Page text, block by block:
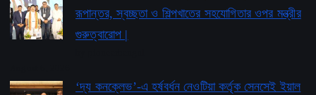
রূপান্তর, স্বচ্ছতা ও শিল্পখাতের সহযোগিতার ওপর মন্ত্রীর
গুরুত্বারোপ |
‘দ্য কনক্লেভ’-এ হর্ষবর্ধন নেওটিয়া কর্তৃক সেনসেই ইয়াল